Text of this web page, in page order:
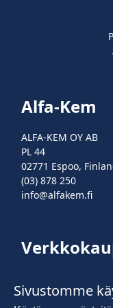
Alfa-Kem
ALFA-KEM OY AB
PL 44
02771 Espoo,
(03) 878 250
info@alfakem.fi
Sivustomme